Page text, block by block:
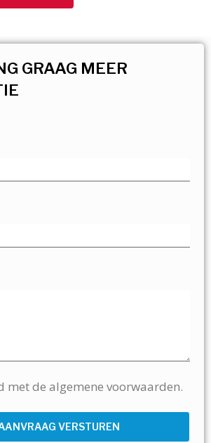
GRAAG MEER
met de algemene voorwaarden.
VERSTUREN